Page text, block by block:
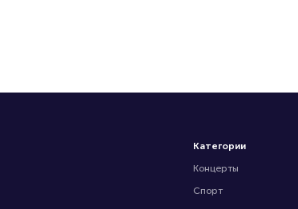
Категории
Концерты
Спорт